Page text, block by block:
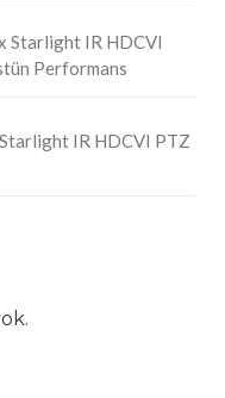
Starlight IR HDCVI
Performans
IR HDCVI PTZ